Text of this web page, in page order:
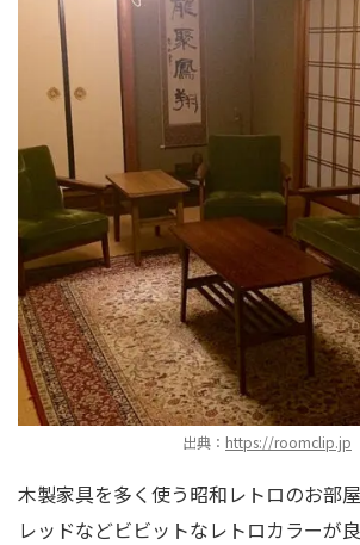
出典： https://roomclip.jp
木製家具を多く使う昭和レトロのお部
レッドなどビビットなレトロカラーが良